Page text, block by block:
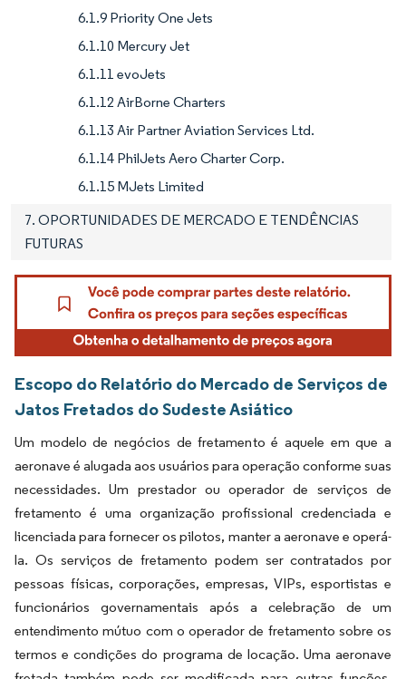
6.1.9 Priority One Jets
6.1.10 Mercury Jet
6.1.11 evoJets
6.1.12 AirBorne Charters
6.1.13 Air Partner Aviation Services Ltd.
6.1.14 PhilJets Aero Charter Corp.
6.1.15 MJets Limited
7. OPORTUNIDADES DE MERCADO E TENDÊNCIAS
FUTURAS
Escopo do Relatório do Mercado de Serviços de
Jatos Fretados do Sudeste Asiático
Um modelo de negócios de fretamento é aquele em que a
aeronave é alugada aos usuários para operação conforme suas
necessidades. Um prestador ou operador de serviços de
fretamento é uma organização profissional credenciada e
licenciada para fornecer os pilotos, manter a aeronave e operá-
la. Os serviços de fretamento podem ser contratados por
pessoas físicas, corporações, empresas, VIPs, esportistas e
funcionários governamentais após a celebração de um
entendimento mútuo com o operador de fretamento sobre os
termos e condições do programa de locação. Uma aeronave